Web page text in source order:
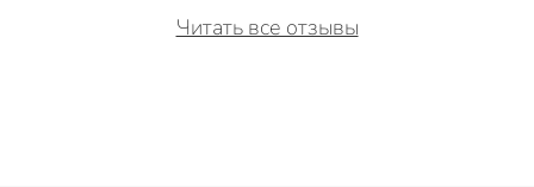
Читать все отзывы